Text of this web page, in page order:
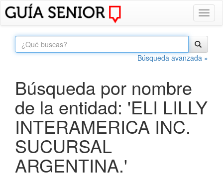
Búsqueda avanzada »
Búsqueda por nombre
de la entidad: 'ELI LILLY
INTERAMERICA INC.
SUCURSAL
ARGENTINA.'